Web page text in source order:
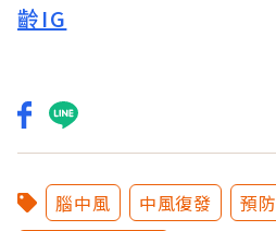
齡IG
腦中風 中風復發 預防